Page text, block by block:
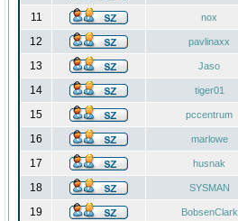
11 nox
12 pavlinaxx
13 Jaso
14 tiger01
15 pccentrum
16 marlowe
17 husnak
18 SYSMAN
19 BobsenClark